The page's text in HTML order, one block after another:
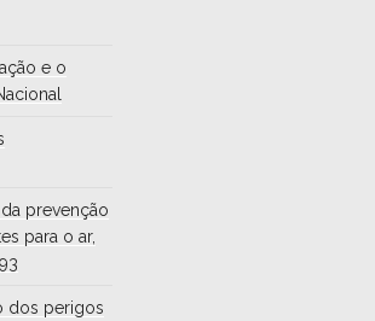
e o
prevenção
para o ar,
dos perigos